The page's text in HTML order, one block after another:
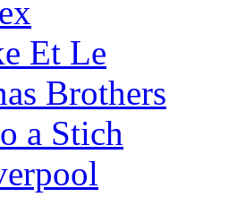
Et Le
Brothers
a Stich